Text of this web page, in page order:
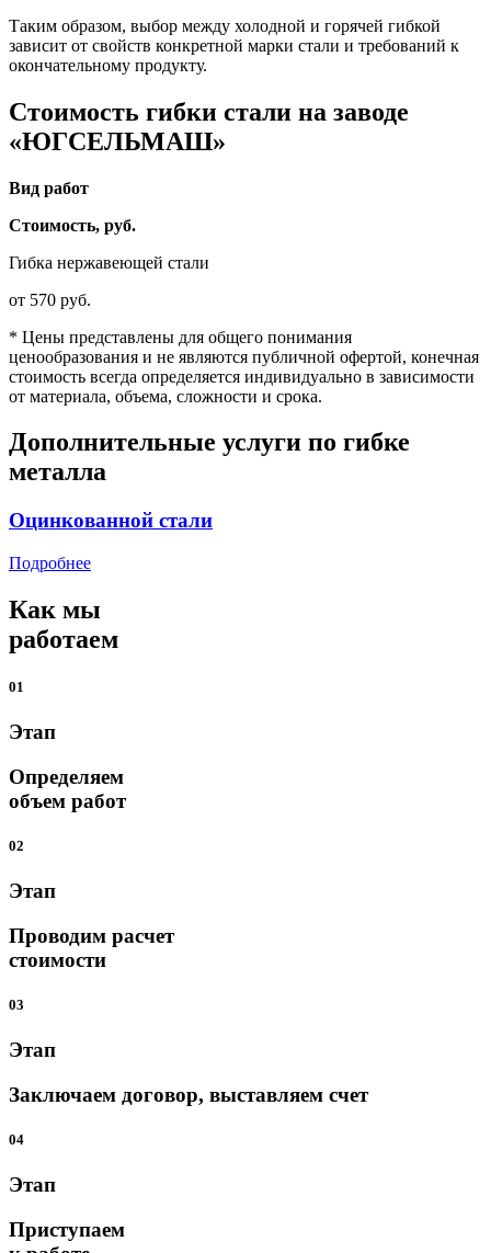
Таким образом, выбор между холодной и горячей гибкой
зависит от свойств конкретной марки стали и требований к
окончательному продукту.
Стоимость гибки стали на заводе
«‎ЮГСЕЛЬМАШ»‎
Вид работ
Стоимость, руб.
Гибка нержавеющей стали
от 570 руб.
* Цены представлены для общего понимания
ценообразования и не являются публичной офертой, конечная
стоимость всегда определяется индивидуально в зависимости
от материала, объема, сложности и срока.
Дополнительные услуги по гибке
металла
Оцинкованной стали
Подробнее
Как мы
работаем
01
Этап
Определяем
объем работ
02
Этап
Проводим расчет
стоимости
03
Этап
Заключаем договор, выставляем счет
04
Этап
Приступаем